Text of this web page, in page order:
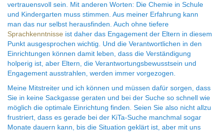
vertrauensvoll sein. Mit anderen Worten: Die Chemie in Schule
und Kindergarten muss stimmen. Aus meiner Erfahrung kann
man das nur selbst herausfinden. Auch ohne tiefere
Sprachkenntnisse ist daher das Engagement der Eltern in diesem
Punkt ausgesprochen wichtig. Und die Verantwortlichen in den
Einrichtungen können damit leben, dass die Verständigung
holperig ist, aber Eltern, die Verantwortungsbewusstsein und
Engagement ausstrahlen, werden immer vorgezogen.
Meine Mitstreiter und ich können und müssen dafür sorgen, dass
Sie in keine Sackgasse geraten und bei der Suche so schnell wie
möglich die optimale Einrichtung finden. Seien Sie also nicht allzu
frustriert, dass es gerade bei der KiTa-Suche manchmal sogar
Monate dauern kann, bis die Situation geklärt ist, aber mit uns